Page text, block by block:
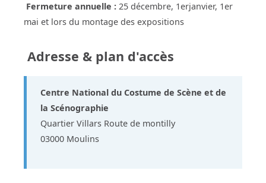
Fermeture annuelle : 25 décembre, 1erjanvier, 1er
mai et lors du montage des expositions
Adresse & plan d'accès
Centre National du Costume de Scène et de
la Scénographie
Quartier Villars Route de montilly
03000 Moulins